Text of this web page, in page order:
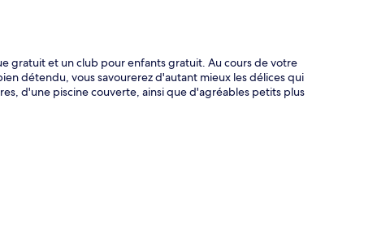
gratuit et un club pour enfants gratuit. Au cours de votre
détendu, vous savourerez d'autant mieux les délices qui
d'une piscine couverte, ainsi que d'agréables petits plus